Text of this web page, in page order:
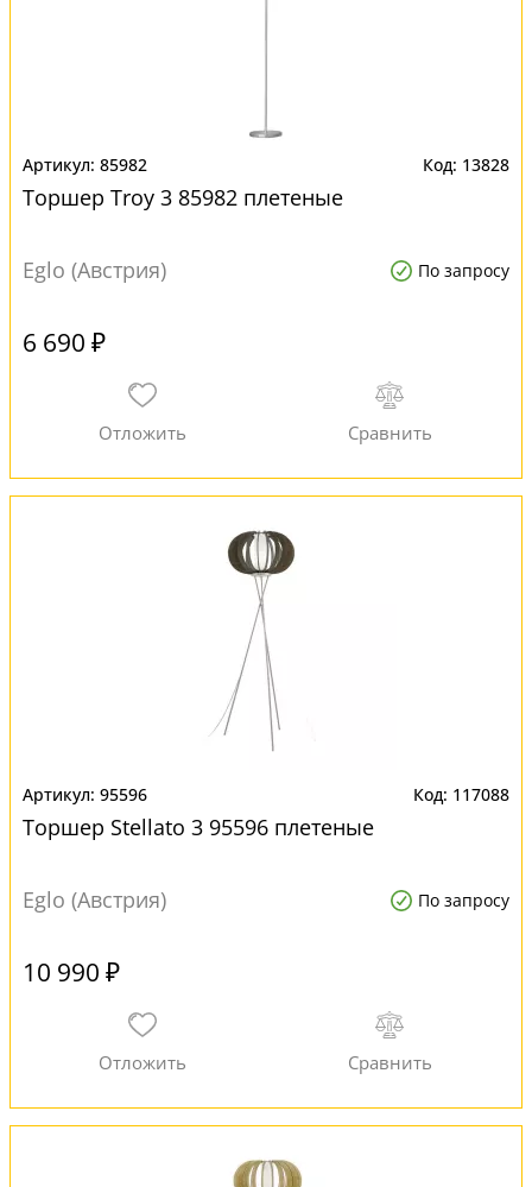
85982 13828
Торшер Troy 3 85982 плетеные
Eglo (Австрия) По запросу
6 690 ₽
95596 117088
Торшер Stellato 3 95596 плетеные
Eglo (Австрия) По запросу
10 990 ₽